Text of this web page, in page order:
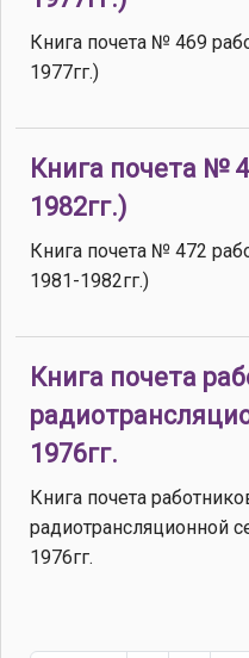
Книга почета № 469
1977гг.)
Книга почета №
1982гг.)
Книга почета № 472
1981-1982гг.)
Книга почета
1976гг.
Книга почета
радиотрансляционной
1976гг.